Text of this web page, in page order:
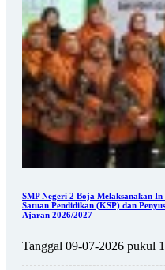
SMP Negeri 2 Boja Melaksanakan
Satuan Pendidikan (KSP) dan
Ajaran 2026/2027
Tanggal 09-07-2026 pukul